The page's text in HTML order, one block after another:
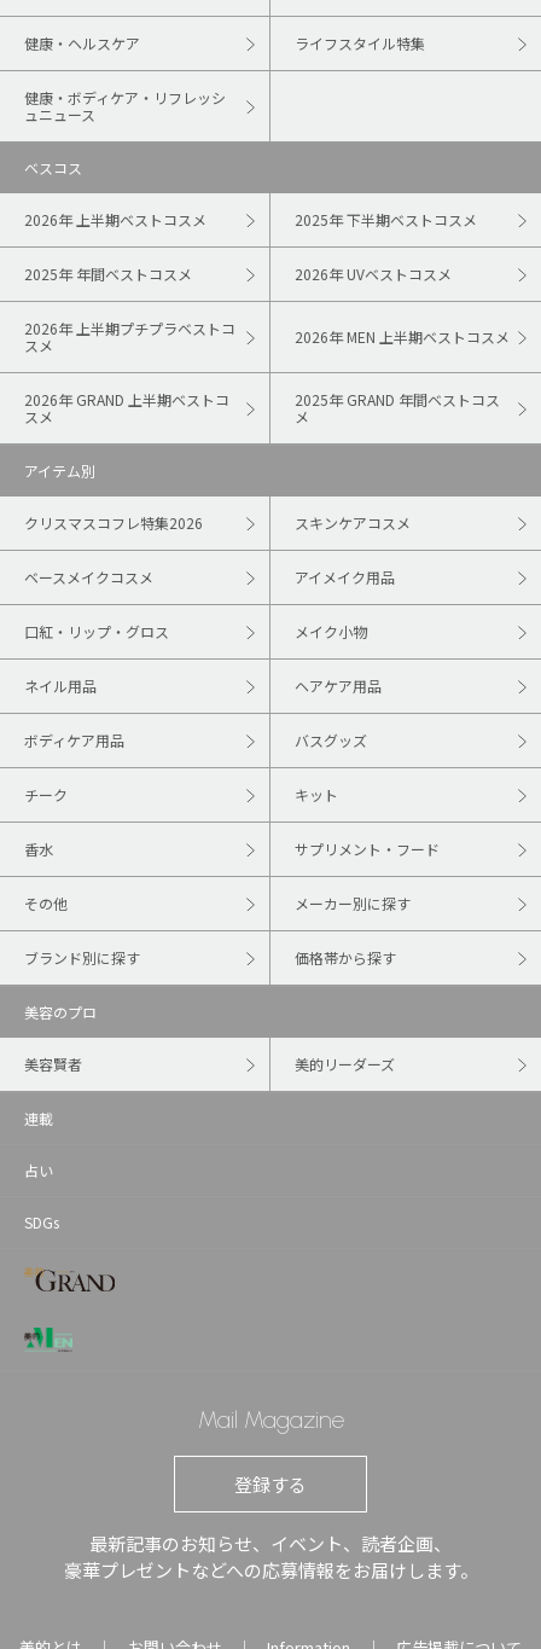
健康・ヘルスケア ライフスタイル特集
健康・ボディケア・リフレッシ
ュニュース
ベスコス
2026年 上半期ベストコスメ 2025年 下半期ベストコスメ
2025年 年間ベストコスメ 2026年 UVベストコスメ
2026年 上半期プチプラベストコ
スメ
2026年 MEN 上半期ベストコスメ
2026年 GRAND 上半期ベストコ
スメ
2025年 GRAND 年間ベストコス
メ
アイテム別
クリスマスコフレ特集2026 スキンケアコスメ
ベースメイクコスメ アイメイク用品
口紅・リップ・グロス メイク小物
ネイル用品 ヘアケア用品
ボディケア用品 バスグッズ
チーク キット
香水 サプリメント・フード
その他 メーカー別に探す
ブランド別に探す 価格帯から探す
美容のプロ
美容賢者 美的リーダーズ
連載
占い
SDGs
Mail Magazine
登録する
最新記事のお知らせ、イベント、読者企画、
豪華プレゼントなどへの応募情報をお届けします。